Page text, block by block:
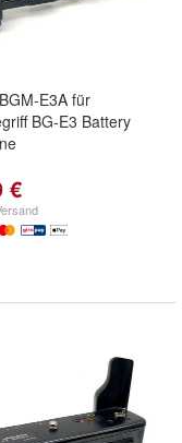
E3A für
BG-E3 Battery
€